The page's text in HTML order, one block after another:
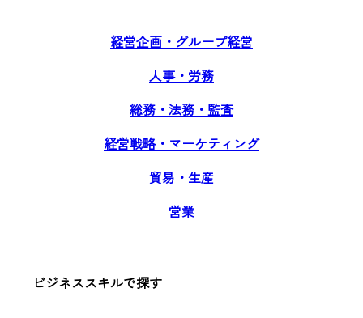
経営企画・グループ経営
人事・労務
総務・法務・監査
経営戦略・マーケティング
貿易・生産
営業
ビジネススキルで探す